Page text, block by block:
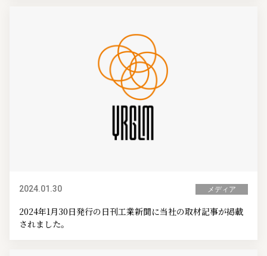
2024.01.30 メディア
2024年1月30日発行の日刊工業新聞に当社の取材記事が掲載
されました。